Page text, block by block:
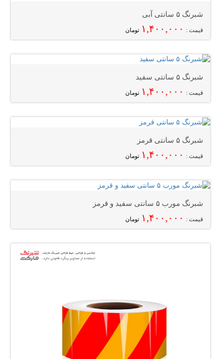
شبرنگ ۵ سانتی آبی
قیمت : ۱,۴۰۰,۰۰۰ تومان
شبرنگ ۵ سانتی سفید
قیمت : ۱,۴۰۰,۰۰۰ تومان
شبرنگ ۵ سانتی قرمز
قیمت : ۱,۴۰۰,۰۰۰ تومان
شبرنگ مورب ۵ سانتی سفید و قرمز
قیمت : ۱,۴۰۰,۰۰۰ تومان